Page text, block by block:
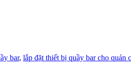
bar, lắp đặt thiết bị quầy bar cho quán